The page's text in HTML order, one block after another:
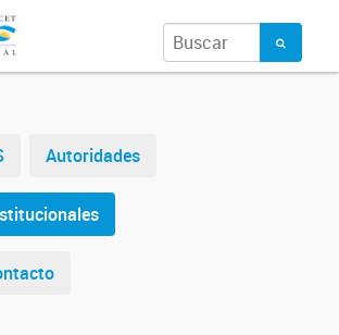
Autoridades